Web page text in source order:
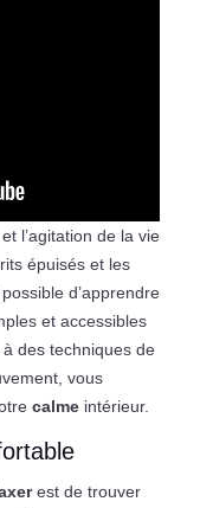
et l’agitation de la vie
épuisés et les
d’apprendre
et accessibles
des techniques de
vous
calmeintérieur.
est de trouver